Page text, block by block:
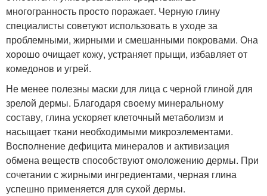
многогранность просто поражает. Черную глину
специалисты советуют использовать в уходе за
проблемными, жирными и смешанными покровами. Она
хорошо очищает кожу, устраняет прыщи, избавляет от
комедонов и угрей.
Не менее полезны маски для лица с черной глиной для
зрелой дермы. Благодаря своему минеральному
составу, глина ускоряет клеточный метаболизм и
насыщает ткани необходимыми микроэлементами.
Восполнение дефицита минералов и активизация
обмена веществ способствуют омоложению дермы. При
сочетании с жирными ингредиентами, черная глина
успешно применяется для сухой дермы.